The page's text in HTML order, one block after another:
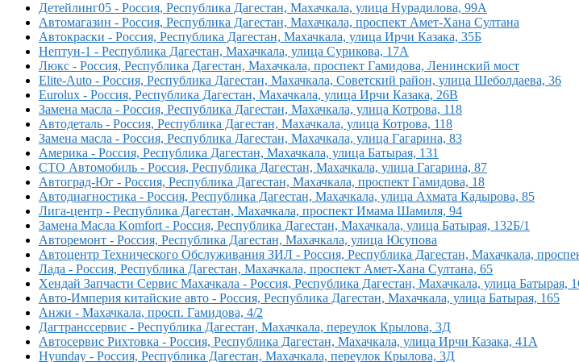
Детейлинг05 - Россия, Республика Дагестан, Махачкала, улица Нурадилова, 99А
Автомагазин - Россия, Республика Дагестан, Махачкала, проспект Амет-Хана Султана
Автокраски - Россия, Республика Дагестан, Махачкала, улица Ирчи Казака, 35Б
Нептун-1 - Республика Дагестан, Махачкала, улица Сурикова, 17А
Люкс - Россия, Республика Дагестан, Махачкала, проспект Гамидова, Ленинский мост
Elite-Auto - Россия, Республика Дагестан, Махачкала, Советский район, улица Шеболдаева, 36
Eurolux - Россия, Республика Дагестан, Махачкала, улица Ирчи Казака, 26В
Замена масла - Россия, Республика Дагестан, Махачкала, улица Котрова, 118
Автодеталь - Россия, Республика Дагестан, Махачкала, улица Котрова, 118
Замена масла - Россия, Республика Дагестан, Махачкала, улица Гагарина, 83
Америка - Россия, Республика Дагестан, Махачкала, улица Батырая, 131
СТО Автомобиль - Россия, Республика Дагестан, Махачкала, улица Гагарина, 87
Автоград-Юг - Россия, Республика Дагестан, Махачкала, проспект Гамидова, 18
Автодиагностика - Россия, Республика Дагестан, Махачкала, улица Ахмата Кадырова, 85
Лига-центр - Республика Дагестан, Махачкала, проспект Имама Шамиля, 94
Замена Масла Komfort - Россия, Республика Дагестан, Махачкала, улица Батырая, 132Б/1
Авторемонт - Россия, Республика Дагестан, Махачкала, улица Юсупова
Автоцентр Технического Обслуживания ЗИЛ - Россия, Республика Дагестан, Махачкала,
Лада - Россия, Республика Дагестан, Махачкала, проспект Амет-Хана Султана, 65
Хендай Запчасти Сервис Махачкала - Россия, Республика Дагестан, Махачкала, улица Батырая,
Авто-Империя китайские авто - Россия, Республика Дагестан, Махачкала, улица Батырая, 165
Анжи - Махачкала, просп. Гамидова, 4/2
Дагтранссервис - Республика Дагестан, Махачкала, переулок Крылова, 3Д
Автосервис Рихтовка - Россия, Республика Дагестан, Махачкала, улица Ирчи Казака, 41А
Hyunday - Россия, Республика Дагестан, Махачкала, переулок Крылова, 3Д